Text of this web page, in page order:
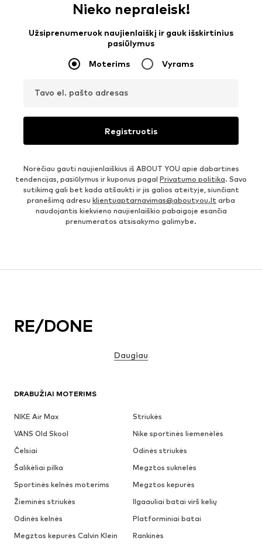
Nieko nepraleisk!
Užsiprenumeruok naujienlaiškį ir gauk išskirtinius
pasiūlymus
Moterims Vyrams
Tavo el. pašto adresas
Registruotis
Norėčiau gauti naujienlaiškius iš ABOUT YOU apie dabartines
tendencijas, pasiūlymus ir kuponus pagal Privatumo politika. Savo
sutikimą gali bet kada atšaukti ir jis galios ateityje, siunčiant
pranešimą adresu klientuaptarnavimas@aboutyou.lt arba
naudojantis kiekvieno naujienlaiškio pabaigoje esančia
prenumeratos atsisakymo galimybe.
DRABUŽIAI MOTERIMS
NIKE Air Max
Striukės
VANS Old Skool
Nike sportinės liemenėlės
Čelsiai
Odinės striukės
Šalikėliai pilka
Megztos suknelės
Sportinės kelnės moterims
Megztos kepurės
Žieminės striukės
Ilgaauliai batai virš kelių
Odinės kelnės
Platforminiai batai
Megztos kepurės Calvin Klein
Rankinės
RE/DONE
Daugiau